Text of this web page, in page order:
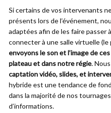
Si certains de vos intervenants
présents lors de l’événement,
adaptées afin de les faire passer
connecter à une salle virtuelle
envoyons le son et l’image de
plateau et dans notre régie.
captation vidéo, slides, et
hybride est une tendance de
dans la majorité de nos
d’informations.